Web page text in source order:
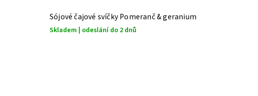
Sójové čajové svíčky Pomeranč & geranium
Skladem | odeslání do 2 dnů